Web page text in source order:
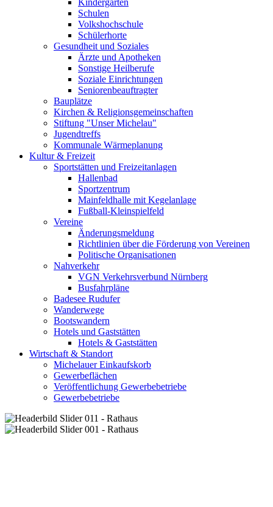
Kindergärten
Schulen
Volkshochschule
Schülerhorte
Gesundheit und Soziales
Ärzte und Apotheken
Sonstige Heilberufe
Soziale Einrichtungen
Seniorenbeauftragter
Bauplätze
Kirchen & Religionsgemeinschaften
Stiftung "Unser Michelau"
Jugendtreffs
Kommunale Wärmeplanung
Kultur & Freizeit
Sportstätten und Freizeitanlagen
Hallenbad
Sportzentrum
Mainfeldhalle mit Kegelanlage
Fußball-Kleinspielfeld
Vereine
Änderungsmeldung
Richtlinien über die Förderung von Vereinen
Politische Organisationen
Nahverkehr
VGN Verkehrsverbund Nürnberg
Busfahrpläne
Badesee Rudufer
Wanderwege
Bootswandern
Hotels und Gaststätten
Hotels & Gaststätten
Wirtschaft & Standort
Michelauer Einkaufskorb
Gewerbeflächen
Veröffentlichung Gewerbebetriebe
Gewerbebetriebe